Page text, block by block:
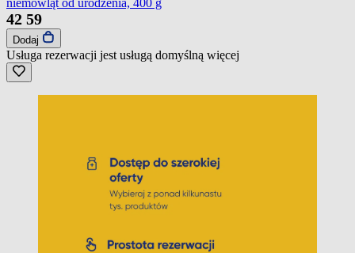
42 59
Dodaj
Usługa rezerwacji jest usługą domyślną więcej